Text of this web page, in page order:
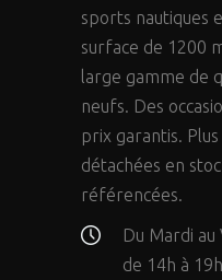
sports nautiques
surface de 1200
large gamme de
neufs. Des
prix garantis.
détachées en
référencées.
Du Mardi
de 14h à